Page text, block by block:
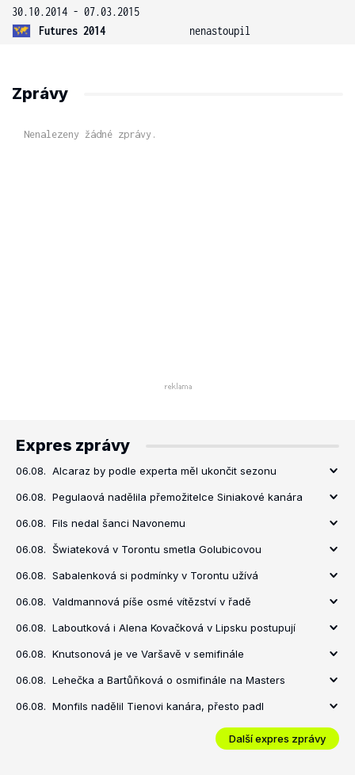
30.10.2014 - 07.03.2015
Futures 2014
nenastoupil
Zprávy
Nenalezeny žádné zprávy.
Expres zprávy
06.08. Alcaraz by podle experta měl ukončit sezonu
06.08. Pegulaová nadělila přemožitelce Siniakové kanára
06.08. Fils nedal šanci Navonemu
06.08. Šwiateková v Torontu smetla Golubicovou
06.08. Sabalenková si podmínky v Torontu užívá
06.08. Valdmannová píše osmé vítězství v řadě
06.08. Laboutková i Alena Kovačková v Lipsku postupují
06.08. Knutsonová je ve Varšavě v semifinále
06.08. Lehečka a Bartůňková o osmifinále na Masters
06.08. Monfils nadělil Tienovi kanára, přesto padl
Další expres zprávy